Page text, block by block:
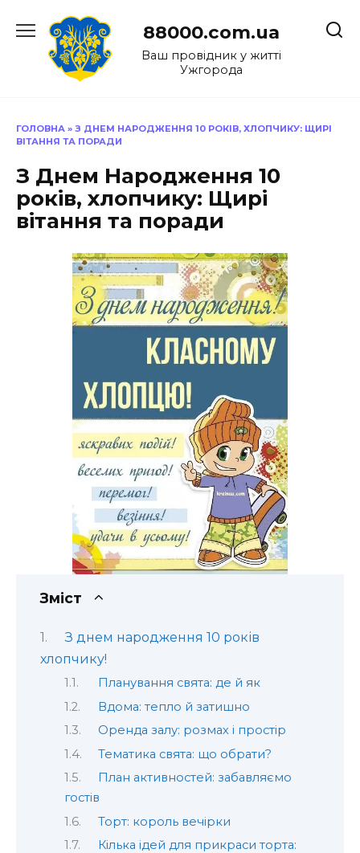
до
88000.com.ua
Ваш провідник у житті
Ужгорода
ГОЛОВНА » З ДНЕМ НАРОДЖЕННЯ 10 РОКІВ, ХЛОПЧИКУ: ЩИРІ
ВІТАННЯ ТА ПОРАДИ
З Днем Народження 10
років, хлопчику: Щирі
вітання та поради
Зміст
З днем народження 10 років
хлопчику!
Планування свята: де й як
Вдома: тепло й затишно
Оренда залу: розмах і простір
Тематика свята: що обрати?
План активностей: забавляємо
гостів
Торт: король вечірки
Кілька ідей для прикраси торта: